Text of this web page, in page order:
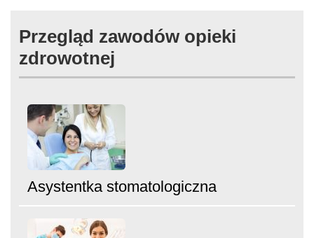
Przegląd zawodów opieki
zdrowotnej
Asystentka stomatologiczna